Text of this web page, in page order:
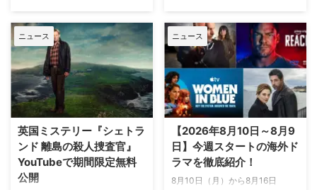
50代女性たちの友情を描くドラ
マは、長らくテレビ業界で“成功
しにくいジャンル”とされてき
た。特に広告業界では18〜49歳
が最重要視され、複数の中高年女
性を主人公に据えた作品は敬遠さ
れがちだったためだ。しかし今、
その常識を覆す2つの新作ドラマ
が誕生し、配信界で異例の大ヒッ
トを記録している。 業界の「不
人気ジャンル」を覆す50代女性
の友情ドラマが同時期に大ヒット
その話題作とは、米Peacockの
しながら、なぜシーズン7をもっ
て幕を下ろすことになったのか。
その理由について製作総指揮が語
っている。米Deadlineが伝え
た。 14歳のシェルドンに訪れる
大きな変化 『ビッグバン★セオ
リー ギークなボクらの恋愛法
ルドン・クーパーの若かりし頃を
描くスピンオフとして、本家に続
いて人気を博してきた『ヤング・
シェルドン』。本作や『グッド・
ニュース
英国ミステリー『シェトラ
ンド 離島の殺人捜査官』
YouTubeで期間限定無料
公開
ニュース
【2026年8月10日～8月9
日】今週スタートの海外ド
ラマを徹底紹介！
8月10日（月）から8月16日